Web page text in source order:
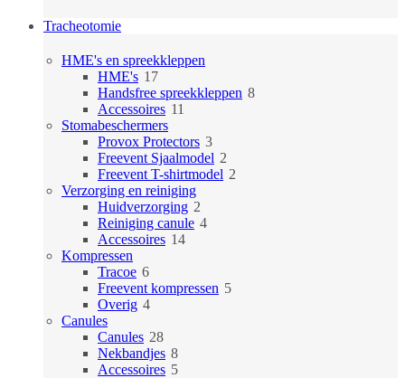
Tracheotomie
HME's en spreekkleppen
HME's 1717
producten
Handsfree spreekkleppen 88
Accessoires 11
Stomabeschermers
Provox Protectors 33
producten
Freevent Sjaalmodel 2
producten
Freevent T-shirtmodel 2
Verzorging en reiniging
Huidverzorging 2
producten
Reiniging canule 44
Accessoires 1414
Kompressen
Tracoe 66
producten
Freevent kompressen 55
Overig 44
Canules
Canules 2828
producten
Nekbandjes 88
producten
Accessoires 55